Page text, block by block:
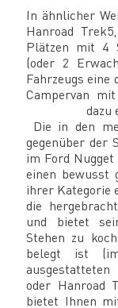
In ähnlicher
Hanroad
Plätzen mit 4
(oder 2
Fahrzeugs eine
Campervan
dazu
Die in den
gegenüber der
im Ford
einen bewusst
ihrer Kategorie
die
und bietet
Stehen zu
belegt ist
oder Hanroad
bietet Ihnen